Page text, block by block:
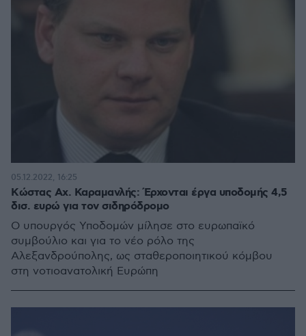
Κώστας Αχ. Καραμανλής: Έρχονται έργα υποδομής 4,5
δισ. ευρώ για τον σιδηρόδρομο
Ο υπουργός Υποδομών μίλησε στο ευρωπαϊκό
συμβούλιο και για το νέο ρόλο της
Αλεξανδρούπολης, ως σταθεροποιητικού κόμβου
στη νοτιοανατολική Ευρώπη
05.12.2022, 16:25